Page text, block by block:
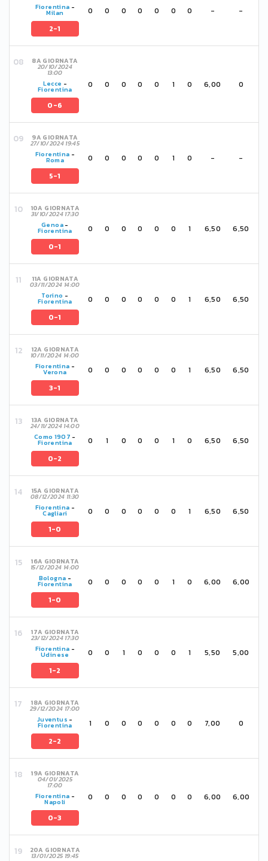
Fiorentina -
Milan
2-1
0 0 0 0 0 0 0 - -
8A GIORNATA
20/10/2024
13:00
Lecce -
Fiorentina
0-6
0 0 0 0 0 1 0 6,00 0
9A GIORNATA
27/10/2024 19:45
Fiorentina -
Roma
5-1
0 0 0 0 0 1 0 - -
10A GIORNATA
31/10/2024 17:30
Genoa-
Fiorentina
0-1
0 0 0 0 0 0 1 6,50 6,50
11A GIORNATA
03/11/2024 14:00
Torino -
Fiorentina
0-1
0 0 0 0 0 0 1 6,50 6,50
12A GIORNATA
10/11/2024 14:00
Fiorentina -
Verona
3-1
0 0 0 0 0 0 1 6,50 6,50
13A GIORNATA
24/11/2024 14:00
Como 1907 -
Fiorentina
0-2
0 1 0 0 0 1 0 6,50 6,50
15A GIORNATA
08/12/2024 11:30
Fiorentina -
Cagliari
1-0
0 0 0 0 0 0 1 6,50 6,50
16A GIORNATA
15/12/2024 14:00
Bologna -
Fiorentina
1-0
0 0 0 0 0 1 0 6,00 6,00
17A GIORNATA
23/12/2024 17:30
Fiorentina -
Udinese
1-2
0 0 1 0 0 0 1 5,50 5,00
18A GIORNATA
29/12/2024 17:00
Juventus -
Fiorentina
2-2
1 0 0 0 0 0 0 7,00 0
19A GIORNATA
04/01/2025
17:00
Fiorentina -
Napoli
0-3
0 0 0 0 0 0 0 6,00 6,00
20A GIORNATA
13/01/2025 19:45